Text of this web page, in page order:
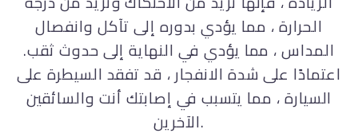
الحرارة ، مما يؤدي بدوره إلى تآكل وانفصال
المداس ، مما يؤدي في النهاية إلى حدوث ثقب.
اعتمادًا على شدة الانفجار ، قد تفقد السيطرة على
السيارة ، مما يتسبب في إصابتك أنت والسائقين
الآخرين.